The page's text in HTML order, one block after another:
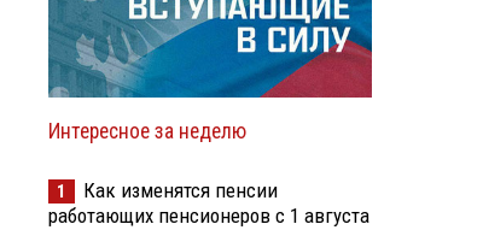
Интересное за неделю
1
Как изменятся пенсии
работающих пенсионеров с 1 августа